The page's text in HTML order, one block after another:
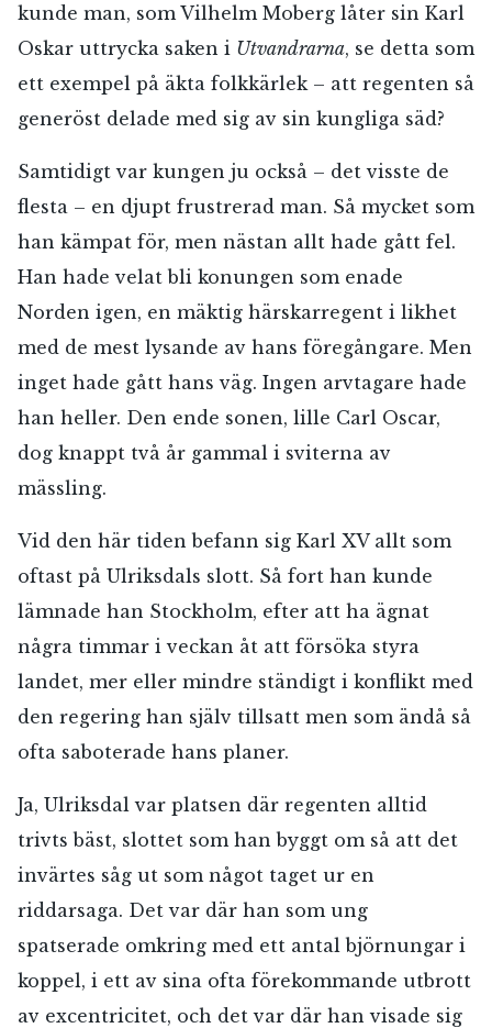
kunde man, som Vilhelm Moberg låter sin Karl
Oskar uttrycka saken i Utvandrarna, se detta som
ett exempel på äkta folkkärlek – att regenten så
generöst delade med sig av sin kungliga säd?
Samtidigt var kungen ju också – det visste de
flesta – en djupt frustrerad man. Så mycket som
han kämpat för, men nästan allt hade gått fel.
Han hade velat bli konungen som enade
Norden igen, en mäktig härskarregent i likhet
med de mest lysande av hans föregångare. Men
inget hade gått hans väg. Ingen arvtagare hade
han heller. Den ende sonen, lille Carl Oscar,
dog knappt två år gammal i sviterna av
mässling.
Vid den här tiden befann sig Karl XV allt som
oftast på Ulriksdals slott. Så fort han kunde
lämnade han Stockholm, efter att ha ägnat
några timmar i veckan åt att försöka styra
landet, mer eller mindre ständigt i konflikt med
den regering han själv tillsatt men som ändå så
ofta saboterade hans planer.
Ja, Ulriksdal var platsen där regenten alltid
trivts bäst, slottet som han byggt om så att det
invärtes såg ut som något taget ur en
riddarsaga. Det var där han som ung
spatserade omkring med ett antal björnungar i
koppel, i ett av sina ofta förekommande utbrott
av excentricitet, och det var där han visade sig